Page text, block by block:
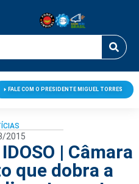
FALE COM O PRESIDENTE MIGUEL TORRES
2015
| Câmara
que dobra a